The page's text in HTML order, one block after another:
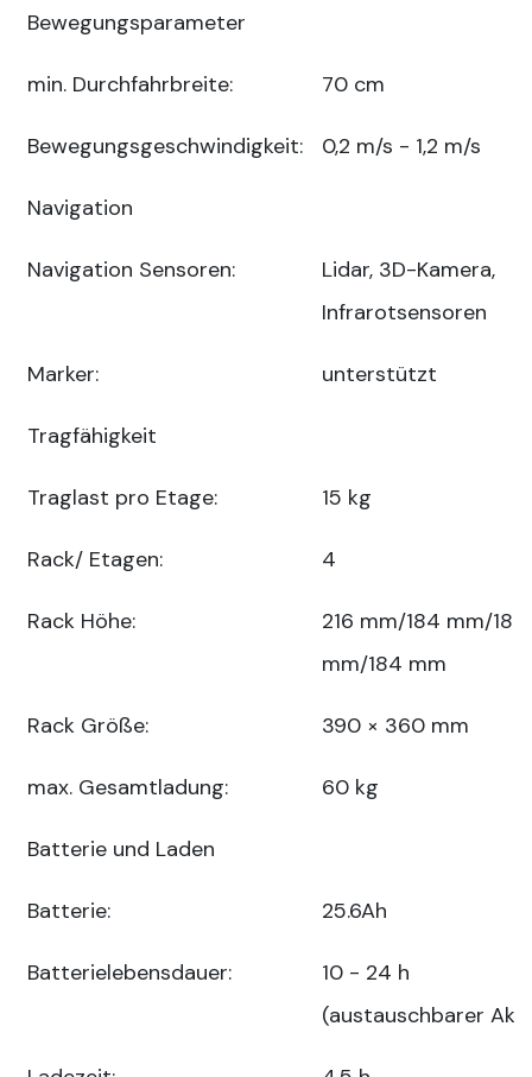
Bewegungsparameter
min. Durchfahrbreite: 70 cm
Bewegungsgeschwindigkeit: 0,2 m/s - 1,2 m/s
Navigation
Navigation Sensoren:
Lidar, 3D-Kamera,
Infrarotsensoren
Marker: unterstützt
Tragfähigkeit
Traglast pro Etage: 15 kg
Rack/ Etagen: 4
Rack Höhe:
216 mm/184 mm/184
mm/184 mm
Rack Größe: 390 × 360 mm
max. Gesamtladung: 60 kg
Batterie und Laden
Batterie: 25.6Ah
Batterielebensdauer:
10 - 24 h
(austauschbarer